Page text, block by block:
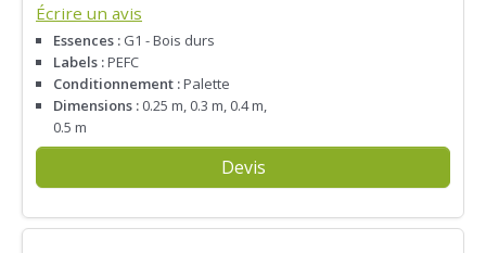
Écrire un avis
Essences : G1 - Bois durs
Labels :PEFC
Conditionnement :Palette
Dimensions : 0.25 m, 0.3 m, 0.4 m,
0.5 m
Devis